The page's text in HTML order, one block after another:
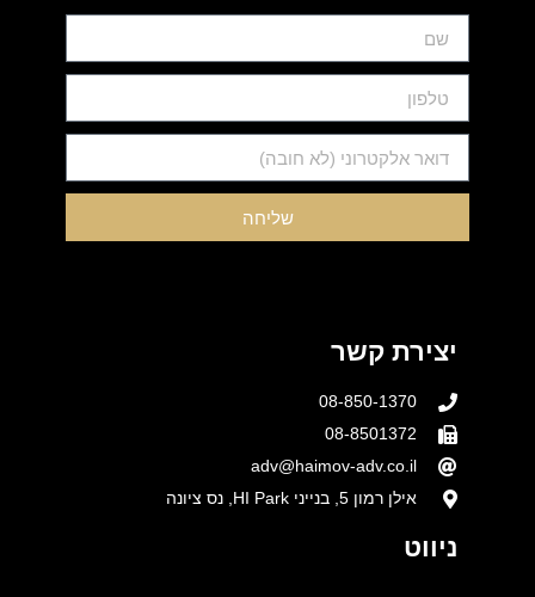
שליחה
יצירת קשר
08-850-1370
08-8501372
adv@haimov-adv.co.il
אילן רמון 5, בנייני HI Park, נס ציונה
ניווט